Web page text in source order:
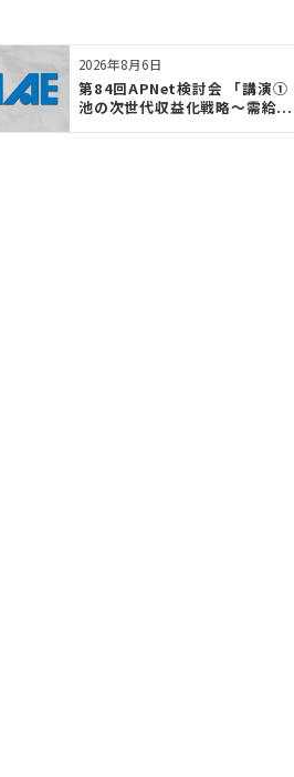
2026年8月6日
第84回APNet検討会 「講演①
池の次世代収益化戦略〜需給...